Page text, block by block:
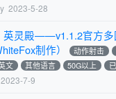
2023-5-28
英灵殿——v1.1.2官方多
制作）
动作射击
文 其他语言 50G以上
2023-7-9